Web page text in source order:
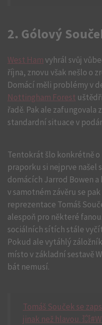
2. Gólový
West Hamvyhrál svůj
října, znovu však nešlo o
Domácí měli problémy v
Nottingham Forest
řadě. Pak ale zafungovala
standardní situace v
Tentokrát šlo konkrétně
praporku si nejprve našel
domácích Jarrod Bowen
v samotném závěru se
reprezentace Tomáš
alespoň pro některé
sociálních sítích stále
Pokud ale vytáhlý
místo v základní sestavě
bát nemusí.
Tomáš Souček se
jinak než hlavou.